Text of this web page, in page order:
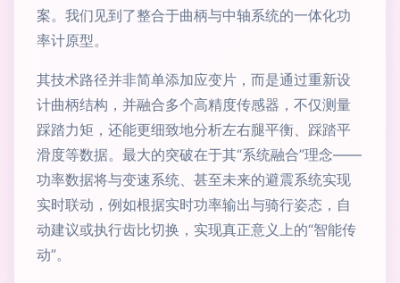
案。我们见到了整合于曲柄与中轴系统的一体化功
率计原型。
其技术路径并非简单添加应变片，而是通过重新设
计曲柄结构，并融合多个高精度传感器，不仅测量
踩踏力矩，还能更细致地分析左右腿平衡、踩踏平
滑度等数据。最大的突破在于其“系统融合”理念——
功率数据将与变速系统、甚至未来的避震系统实现
实时联动，例如根据实时功率输出与骑行姿态，自
动建议或执行齿比切换，实现真正意义上的“智能传
动”。